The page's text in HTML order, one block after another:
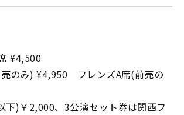
¥4,500
売のみ) ¥4,950 フレンズA席(前売の
)￥2,000、3公演セット券は関西フ